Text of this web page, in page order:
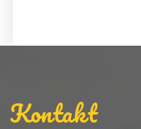
Kontakt